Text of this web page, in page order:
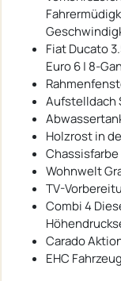
Fiat Ducato
Euro 6 | 8-
Aufstelldach
Holzrost in
Wohnwelt
TV-
Combi 4
Carado
EHC